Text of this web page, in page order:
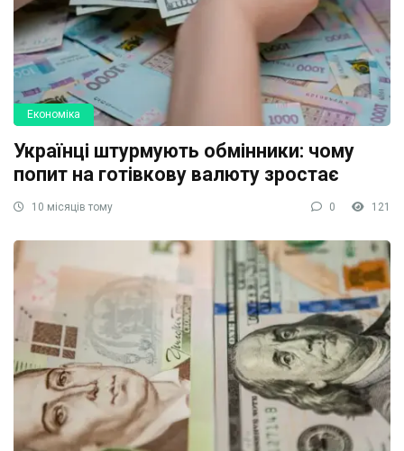
Економіка
Українці штурмують обмінники: чому
попит на готівкову валюту зростає
10 місяців тому 0 121